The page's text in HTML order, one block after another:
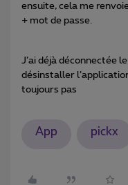
ensuite, cela me
+ mot de passe.
J’ai déjà déconnectée
désinstaller
toujours pas
App pickx